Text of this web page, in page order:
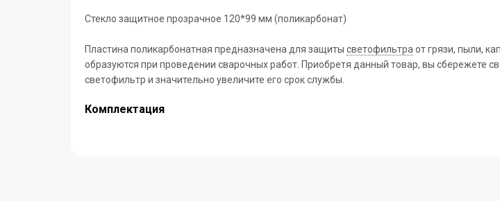
Стекло защитное прозрачное 120*99 мм (поликарбонат)
Пластина поликарбонатная предназначена для защиты светофильтра от грязи, пыли,
образуются при проведении сварочных работ. Приобретя данный товар, вы сбережете
светофильтр и значительно увеличите его срок службы.
Комплектация